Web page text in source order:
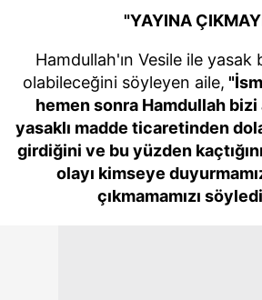
kullanılmaktadır. Bu çerezler
toplumu hizmetlerinin sunulması
kullanılmaktadır. Diğer çerezler,
kılınması ve kişiselleştirilmesi ve
reklam/pazarlama faaliyetlerinin
sınırlı olarak açık rızanız dahilinde
Çerezlere ilişkin tercihlerinizi aşağıda
"YAYINA
Hamdullah'ın Vesile ile yasak
olabileceğini söyleyen aile,
hemen sonra Hamdullah bizi
yasaklı madde ticaretinden
girdiğini ve bu yüzden
olayı kimseye
çıkmamamızı